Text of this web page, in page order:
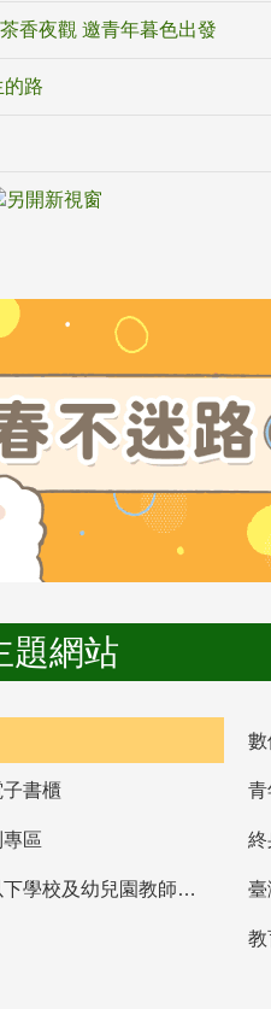
香夜觀 邀青年暮色出發
路
題網站
數
書櫃 青
區 終
教育部高中等以下學校及幼兒園教師資格檢定考試 臺
教